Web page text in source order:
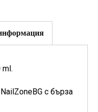
ml.
с бърза